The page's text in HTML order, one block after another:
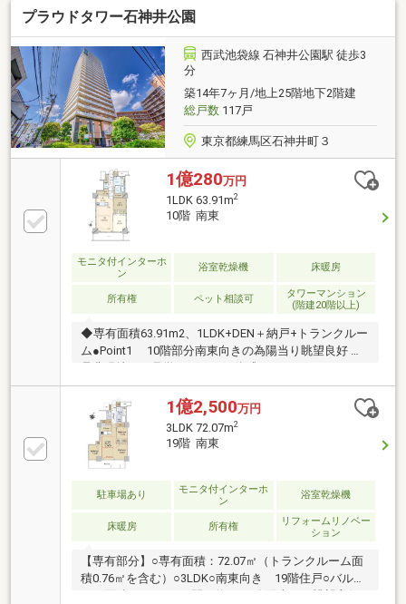
物件の近隣は徒歩で生活が完結するほど買い物・通学
便が良い一方、大きな公園や緑の自然も豊富で、まさ
に 住まい探しの穴場となっております。写真等、多数
掲載中♪詳細なご質問やご見学予約のお客様はお気軽
にご連絡ください。明るい＆くわしいスタッフが対応
いたします♪
プラウドタワー石神井公園
西武池袋線 石神井公園駅 徒歩3
分
築14年7ヶ月/地上25階地下2階建
総戸数117戸
東京都練馬区石神井町３
1億280万円
1LDK 63.91m2
10階 南東
モニタ付インターホ
ン
浴室乾燥機 床暖房
所有権 ペット相談可
タワーマンション
(階建20階以上)
◆専有面積63.91m2、1LDK+DEN＋納戸+トランクルー
ム●Point1 10階部分南東向きの為陽当り眺望良好
是非現地をご見学いただきご体感くださいませ。
●Point2 西武池袋線急行停車駅 『石神井公園』
駅 徒歩3分 相互乗り入れの東京メトロ有楽町・副
都心線で 有楽町・銀座・新宿・渋谷・横浜方面へダ
イレクトアクセス！◆ペット飼育可能（使用細則有）
◆24時間ゴミ出し可能な各階ダストステーション◆大
きく広がる眺望をお楽しみいただけるスカイテラス
1億2,500万円
3LDK 72.07m2
19階 南東
駐車場あり
モニタ付インターホ
ン
浴室乾燥機
床暖房 所有権
リフォームリノベー
ション
【専有部分】○専有面積：72.07㎡（トランクルーム面
積0.76㎡を含む）○3LDK○南東向き 19階住戸○バルコ
ニー面積：13.73㎡ 間口約8.4ｍ〇陽当り・眺望良好